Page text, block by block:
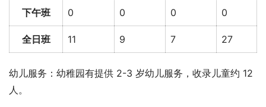
下午班 0 0 0 0
全日班 11 9 7 27
幼儿服务：幼稚园有提供 2-3 岁幼儿服务，收录儿童约 12
人。